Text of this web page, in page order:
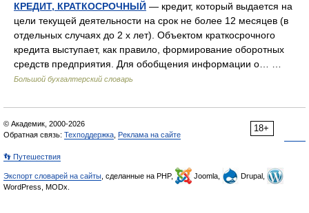
КРЕДИТ, КРАТКОСРОЧНЫЙ — кредит, который выдается на
цели текущей деятельности на срок не более 12 месяцев (в
отдельных случаях до 2 х лет). Объектом краткосрочного
кредита выступает, как правило, формирование оборотных
средств предприятия. Для обобщения информации о… …
Большой бухгалтерский словарь
18+
© Академик, 2000-2026
Обратная связь: Техподдержка Реклама на сайте
👣 Путешествия
Экспорт словарей на сайты , сделанные на PHP, Joomla,
Drupal,
WordPress, MODx.